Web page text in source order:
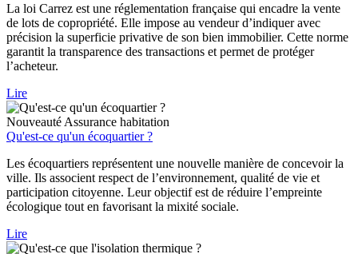
La loi Carrez est une réglementation française qui encadre la vente
de lots de copropriété. Elle impose au vendeur d’indiquer avec
précision la superficie privative de son bien immobilier. Cette norme
garantit la transparence des transactions et permet de protéger
l’acheteur.
Lire
Nouveauté Assurance habitation
Qu'est-ce qu'un écoquartier ?
Les écoquartiers représentent une nouvelle manière de concevoir la
ville. Ils associent respect de l’environnement, qualité de vie et
participation citoyenne. Leur objectif est de réduire l’empreinte
écologique tout en favorisant la mixité sociale.
Lire